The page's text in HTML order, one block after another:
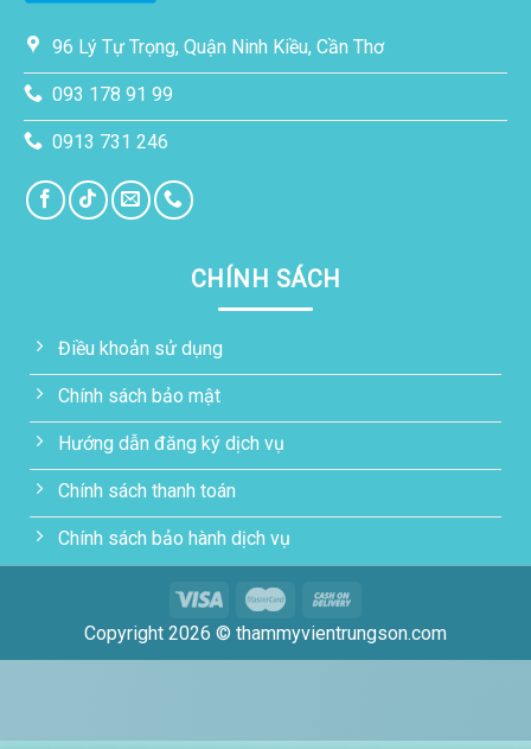
96 Lý Tự Trọng, Quận Ninh Kiều, Cần Thơ
093 178 91 99
0913 731 246
CHÍNH SÁCH
Điều khoản sử dụng
Chính sách bảo mật
Hướng dẫn đăng ký dịch vụ
Chính sách thanh toán
Chính sách bảo hành dịch vụ
Copyright 2026 © thammyvientrungson.com